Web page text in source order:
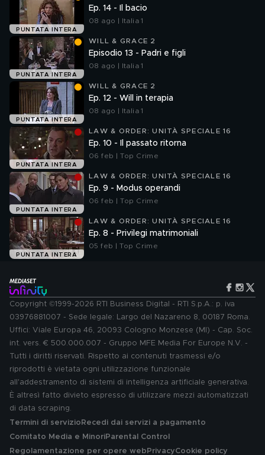
PUNTATA INTERA
Ep. 14 - Il bacio
08 ago | Italia 1
PUNTATA INTERA
WILL & GRACE 2
Episodio 13 - Padri e figli
08 ago | Italia 1
PUNTATA INTERA
WILL & GRACE 2
Ep. 12 - Will in terapia
08 ago | Italia 1
PUNTATA INTERA
LAW & ORDER: UNITÀ SPECIALE 16
Ep. 10 - Il passato ritorna
06 feb | Top Crime
PUNTATA INTERA
LAW & ORDER: UNITÀ SPECIALE 16
Ep. 9 - Modus operandi
06 feb | Top Crime
PUNTATA INTERA
LAW & ORDER: UNITÀ SPECIALE 16
Ep. 8 - Privilegi matrimoniali
05 feb | Top Crime
Copyright ©1999-2026 RTI Business Digital - RTI S.p.A.: p. iva
03976881007 - Sede legale: Largo del Nazareno 8, 00187 Roma.
Uffici: Viale Europa 46, 20093 Cologno Monzese (MI) - Cap. Soc.
int. vers. € 500.000.007 - Gruppo MFE Media For Europe N.V. -
Tutti i diritti riservati. Rispetto ai contenuti trasmessi e/o
riprodotti è vietata ogni utilizzazione funzionale
all'addestramento di sistemi di intelligenza artificiale generativa.
È altresì fatto divieto espresso di utilizzare mezzi automatizzati
di data scraping.
Termini di servizio Recedi dai servizi a pagamento
Comitato Media e MinoriParental Control
Regolamentazione per opere web PrivacyCookie policy